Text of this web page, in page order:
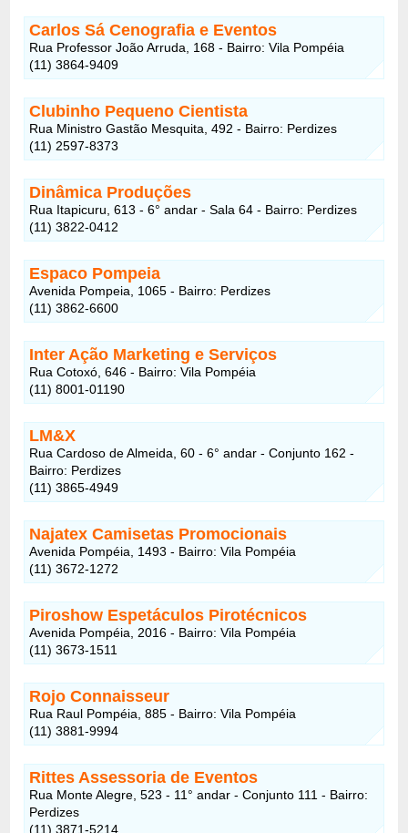
Carlos Sá Cenografia e Eventos
Rua Professor João Arruda, 168 - Bairro: Vila Pompéia
(11) 3864-9409
Clubinho Pequeno Cientista
Rua Ministro Gastão Mesquita, 492 - Bairro: Perdizes
(11) 2597-8373
Dinâmica Produções
Rua Itapicuru, 613 - 6° andar - Sala 64 - Bairro: Perdizes
(11) 3822-0412
Espaco Pompeia
Avenida Pompeia, 1065 - Bairro: Perdizes
(11) 3862-6600
Inter Ação Marketing e Serviços
Rua Cotoxó, 646 - Bairro: Vila Pompéia
(11) 8001-01190
LM&X
Rua Cardoso de Almeida, 60 - 6° andar - Conjunto 162 -
Bairro: Perdizes
(11) 3865-4949
Najatex Camisetas Promocionais
Avenida Pompéia, 1493 - Bairro: Vila Pompéia
(11) 3672-1272
Piroshow Espetáculos Pirotécnicos
Avenida Pompéia, 2016 - Bairro: Vila Pompéia
(11) 3673-1511
Rojo Connaisseur
Rua Raul Pompéia, 885 - Bairro: Vila Pompéia
(11) 3881-9994
Rittes Assessoria de Eventos
Rua Monte Alegre, 523 - 11° andar - Conjunto 111 - Bairro:
Perdizes
(11) 3871-5214